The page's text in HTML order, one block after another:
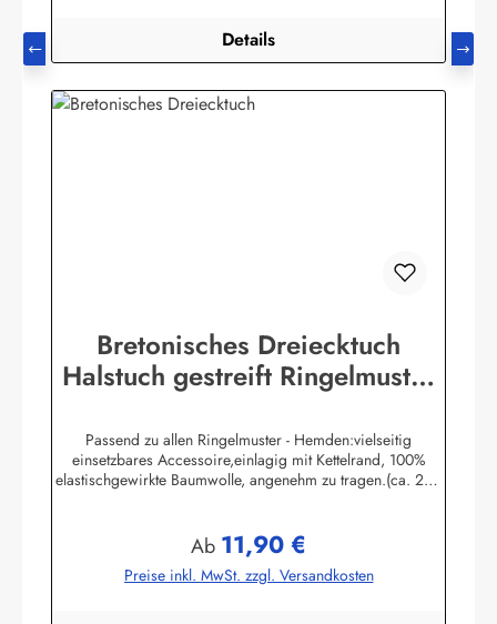
cm Kopfumfang Herstellerinformationen:AS
Bekleidungswerk GmbHHeglitzer Str. 1226409
Wittmundinfo@modas-bekleidung.de
Details
Bretonisches Dreiecktuch
Halstuch gestreift Ringelmuster
Passend zu allen Ringelmuster - Hemden:vielseitig
einsetzbares Accessoire,einlagig mit Kettelrand, 100%
elastischgewirkte Baumwolle, angenehm zu tragen.(ca. 225
Bekleidungswerk GmbHHeglitzer Str. 1226409
Wittmundinfo@modas-bekleidung.de
Regulärer Preis:
Ab 11,90 €
Preise inkl. MwSt. zzgl. Versandkosten